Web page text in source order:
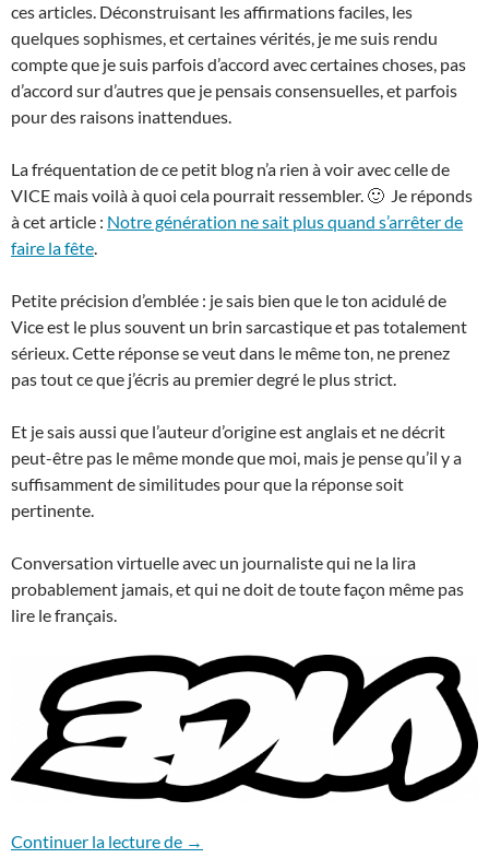
ces articles. Déconstruisant les affirmations faciles, les
quelques sophismes, et certaines vérités, je me suis rendu
compte que je suis parfois d’accord avec certaines choses, pas
d’accord sur d’autres que je pensais consensuelles, et parfois
pour des raisons inattendues.
La fréquentation de ce petit blog n’a rien à voir avec celle de
VICE mais voilà à quoi cela pourrait ressembler. 🙂 Je réponds
à cet article : Notre génération ne sait plus quand s’arrêter de
faire la fête.
Petite précision d’emblée : je sais bien que le ton acidulé de
Vice est le plus souvent un brin sarcastique et pas totalement
sérieux. Cette réponse se veut dans le même ton, ne prenez
pas tout ce que j’écris au premier degré le plus strict.
Et je sais aussi que l’auteur d’origine est anglais et ne décrit
peut-être pas le même monde que moi, mais je pense qu’il y a
suffisamment de similitudes pour que la réponse soit
pertinente.
Conversation virtuelle avec un journaliste qui ne la lira
probablement jamais, et qui ne doit de toute façon même pas
lire le français.
Continuer la lecture de La fête est finie : Une réponse à VICE
→